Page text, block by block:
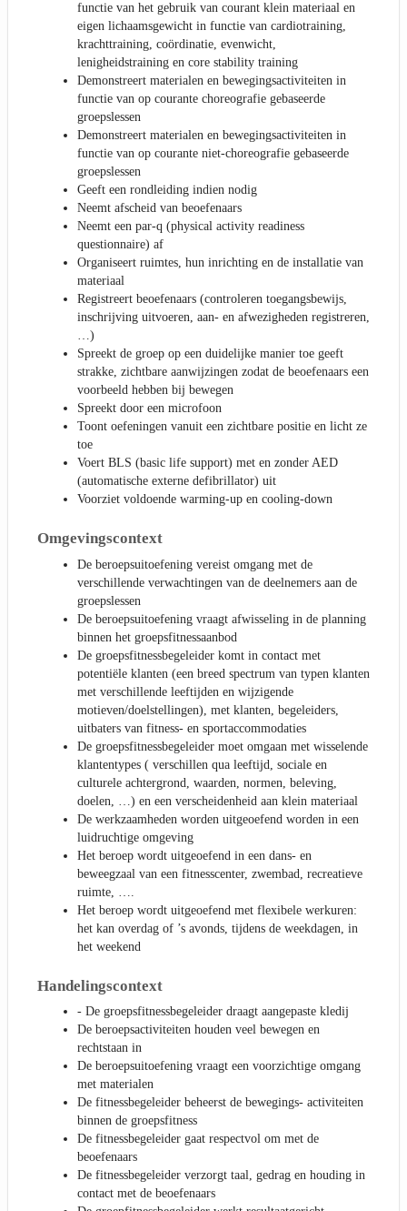
functie van het gebruik van courant klein materiaal en
eigen lichaamsgewicht in functie van cardiotraining,
krachttraining, coördinatie, evenwicht,
lenigheidstraining en core stability training
Demonstreert materialen en bewegingsactiviteiten in
functie van op courante choreografie gebaseerde
groepslessen
Demonstreert materialen en bewegingsactiviteiten in
functie van op courante niet-choreografie gebaseerde
groepslessen
Geeft een rondleiding indien nodig
Neemt afscheid van beoefenaars
Neemt een par-q (physical activity readiness
questionnaire) af
Organiseert ruimtes, hun inrichting en de installatie van
materiaal
Registreert beoefenaars (controleren toegangsbewijs,
inschrijving uitvoeren, aan- en afwezigheden registreren,
…)
Spreekt de groep op een duidelijke manier toe geeft
strakke, zichtbare aanwijzingen zodat de beoefenaars een
voorbeeld hebben bij bewegen
Spreekt door een microfoon
Toont oefeningen vanuit een zichtbare positie en licht ze
toe
Voert BLS (basic life support) met en zonder AED
(automatische externe defibrillator) uit
Voorziet voldoende warming-up en cooling-down
Omgevingscontext
De beroepsuitoefening vereist omgang met de
verschillende verwachtingen van de deelnemers aan de
groepslessen
De beroepsuitoefening vraagt afwisseling in de planning
binnen het groepsfitnessaanbod
De groepsfitnessbegeleider komt in contact met
potentiële klanten (een breed spectrum van typen klanten
met verschillende leeftijden en wijzigende
motieven/doelstellingen), met klanten, begeleiders,
uitbaters van fitness- en sportaccommodaties
De groepsfitnessbegeleider moet omgaan met wisselende
klantentypes ( verschillen qua leeftijd, sociale en
culturele achtergrond, waarden, normen, beleving,
doelen, …) en een verscheidenheid aan klein materiaal
De werkzaamheden worden uitgeoefend worden in een
luidruchtige omgeving
Het beroep wordt uitgeoefend in een dans- en
beweegzaal van een fitnesscenter, zwembad, recreatieve
ruimte, ….
Het beroep wordt uitgeoefend met flexibele werkuren:
het kan overdag of ’s avonds, tijdens de weekdagen, in
het weekend
Handelingscontext
- De groepsfitnessbegeleider draagt aangepaste kledij
De beroepsactiviteiten houden veel bewegen en
rechtstaan in
De beroepsuitoefening vraagt een voorzichtige omgang
met materialen
De fitnessbegeleider beheerst de bewegings- activiteiten
binnen de groepsfitness
De fitnessbegeleider gaat respectvol om met de
beoefenaars
De fitnessbegeleider verzorgt taal, gedrag en houding in
contact met de beoefenaars